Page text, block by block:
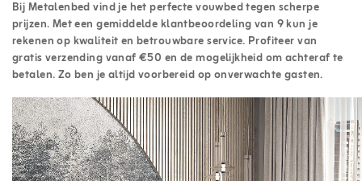
Bij Metalenbed vind je het perfecte vouwbed tegen scherpe
prijzen. Met een gemiddelde klantbeoordeling van 9 kun je
rekenen op kwaliteit en betrouwbare service. Profiteer van
gratis verzending vanaf €50 en de mogelijkheid om achteraf te
betalen. Zo ben je altijd voorbereid op onverwachte gasten.